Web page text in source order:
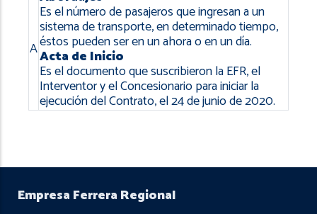
A
Es el número de pasajeros que ingresan a un
sistema de transporte, en determinado tiempo,
éstos pueden ser en un ahora o en un día.
Acta de Inicio
Es el documento que suscribieron la EFR, el
Interventor y el Concesionario para iniciar la
ejecución del Contrato, el 24 de junio de 2020.
Empresa Ferrera Regional